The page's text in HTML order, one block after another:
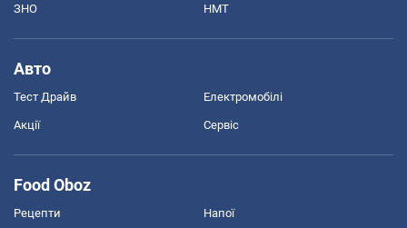
ЗНО НМТ
Авто
Тест Драйв Електромобілі
Акції Сервіс
Food Oboz
Рецепти Напої